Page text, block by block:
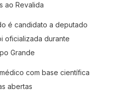
ao Revalida
é candidato a deputado
oficializada durante
Grande
com base científica
abertas